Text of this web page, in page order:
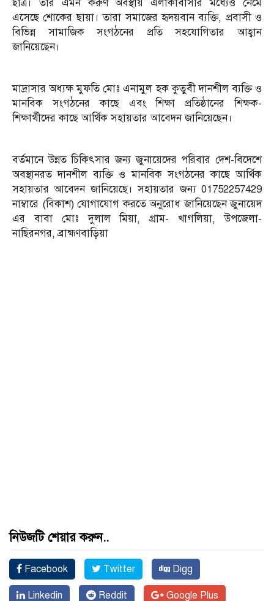
ছাত্র। তার এমন করুণ অবস্থায় এলাকাবাসীর মধ্যেও নেমে
এসেছে শোকের ছায়া। তারা সমাজের হৃদয়বান ব্যক্তি, প্রবাসী ও
বিভিন্ন সামাজিক সংগঠনের প্রতি সহযোগিতার আহ্বান
জানিয়েছেন।
মাদ্রাসার অধ্যক্ষ মুফতি মোঃ এনামুল হক কুতুবী দানশীল ব্যক্তি ও
মানবিক সংগঠনের কাছে এবং শিক্ষা প্রতিষ্ঠানের শিক্ষক-
শিক্ষার্থীদের কাছে আর্থিক সহায়তার আবেদন জানিয়েছেন।
বর্তমানে উন্নত চিকিৎসার জন‍্য জুনায়েদের পরিবার দেশ-বিদেশে
অবস্থানরত দানশীল ব্যক্তি ও মানবিক সংগঠনের কাছে আর্থিক
সহায়তার আবেদন জানিয়েছে। সহায়তার জন্য 01752257429
নাম্বারে (বিকাশ) যোগাযোগ করতে অনুরোধ জানিয়েছেন জুনায়েদ
এর বাবা মোঃ দুলাল মিয়া, গ্রাম- খাগলিয়া, উপজেলা-
নাছিরনগর, ব্রাহ্মণবাড়িয়া
নিউজটি শেয়ার করুন..
Facebook Twitter Digg
Linkedin Reddit Google Plus